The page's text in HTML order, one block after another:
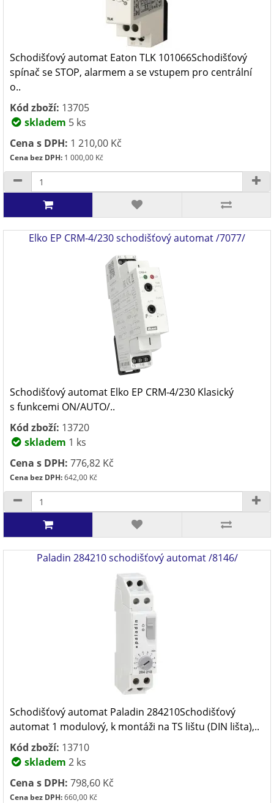
Schodišťový automat Eaton TLK 101066Schodišťový
spínač se STOP, alarmem a se vstupem pro centrální
o..
Kód zboží: 13705
skladem 5 ks
Cena s DPH: 1 210,00 Kč
Cena bez DPH: 1 000,00 Kč
Elko EP CRM-4/230 schodišťový automat /7077/
Schodišťový automat Elko EP CRM-4/230 Klasický
s funkcemi ON/AUTO/..
Kód zboží: 13720
skladem 1 ks
Cena s DPH: 776,82 Kč
Cena bez DPH:642,00 Kč
Paladin 284210 schodišťový automat /8146/
Schodišťový automat Paladin 284210Schodišťový
automat 1 modulový, k montáži na TS lištu (DIN lišta),..
Kód zboží: 13710
skladem 2 ks
Cena s DPH: 798,60 Kč
Cena bez DPH:660,00 Kč